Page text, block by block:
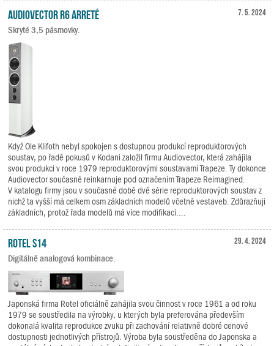
7. 5. 2024
Audiovector R6 Arreté
Skryté 3,5 pásmovky.
Když Ole Klifoth nebyl spokojen s dostupnou produkcí reproduktorových
soustav, po řadě pokusů v Kodani založil firmu Audiovector, která zahájila
svou produkci v roce 1979 reproduktorovými soustavami Trapeze. Ty dokonce
Audiovector současně reinkarnuje pod označením Trapeze Reimagined.
V katalogu firmy jsou v současné době dvě série reproduktorových soustav z
nichž ta vyšší má celkem osm základních modelů včetně vestaveb. Zdůrazňuji
základních, protož řada modelů má více modifikací....
29. 4. 2024
Rotel S14
Digitálně analogová kombinace.
Japonská firma Rotel oficiálně zahájila svou činnost v roce 1961 a od roku
1979 se soustředila na výrobky, u kterých byla preferována především
dokonalá kvalita reprodukce zvuku při zachování relativně dobré cenové
dostupnosti jednotlivých přístrojů. Výroba byla soustředěna do Japonska a